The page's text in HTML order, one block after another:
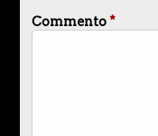
Commento*